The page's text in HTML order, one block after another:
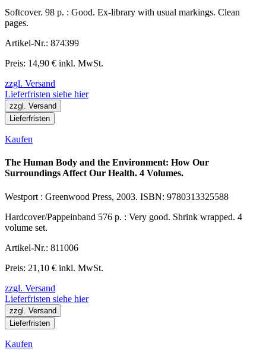
Softcover. 98 p. : Good. Ex-library with usual markings. Clean
pages.
Artikel-Nr.: 874399
Preis: 14,90 € inkl. MwSt.
zzgl. Versand
Lieferfristen siehe hier
zzgl. Versand
Lieferfristen
Kaufen
The Human Body and the Environment: How Our
Surroundings Affect Our Health. 4 Volumes.
Westport : Greenwood Press, 2003. ISBN: 9780313325588
Hardcover/Pappeinband 576 p. : Very good. Shrink wrapped. 4
volume set.
Artikel-Nr.: 811006
Preis: 21,10 € inkl. MwSt.
zzgl. Versand
Lieferfristen siehe hier
zzgl. Versand
Lieferfristen
Kaufen